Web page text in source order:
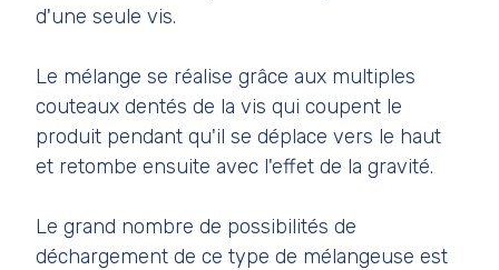
d'une seule vis.
Le mélange se réalise grâce aux multiples
couteaux dentés de la vis qui coupent le
produit pendant qu'il se déplace vers le haut
et retombe ensuite avec l'effet de la gravité.
Le grand nombre de possibilités de
déchargement de ce type de mélangeuse est